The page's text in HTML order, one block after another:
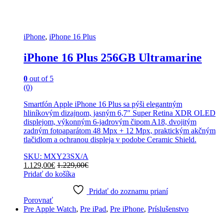
iPhone, iPhone 16 Plus
iPhone 16 Plus 256GB Ultramarine
0 out of 5
(0)
Smartfón Apple iPhone 16 Plus sa pýši elegantným
hliníkovým dizajnom, jasným 6,7″ Super Retina XDR OLED
displejom, výkonným 6-jadrovým čipom A18, dvojitým
zadným fotoaparátom 48 Mpx + 12 Mpx, praktickým akčným
tlačidlom a ochranou displeja v podobe Ceramic Shield.
SKU: MXY23SX/A
1.129,00€ 1.229,00€
Pridať do košíka
Pridať do zoznamu prianí
Porovnať
Pre Apple Watch, Pre iPad, Pre iPhone, Príslušenstvo